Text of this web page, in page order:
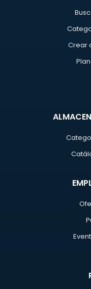
Crear